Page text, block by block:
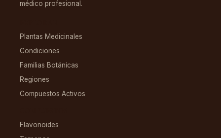
médico profesional.
Plantas Medicinales
Condiciones
Familias Botánicas
Regiones
Compuestos Activos
Flavonoides